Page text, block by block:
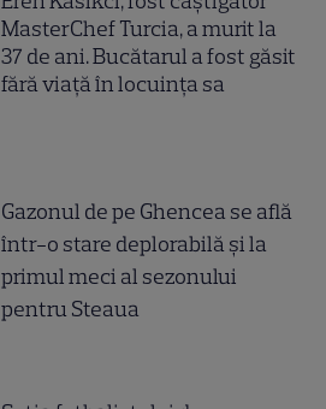
MasterChef Turcia, a murit la
37 de ani. Bucătarul a fost găsit
fără viață în locuința sa
Gazonul de pe Ghencea se află
într-o stare deplorabilă și la
primul meci al sezonului
pentru Steaua